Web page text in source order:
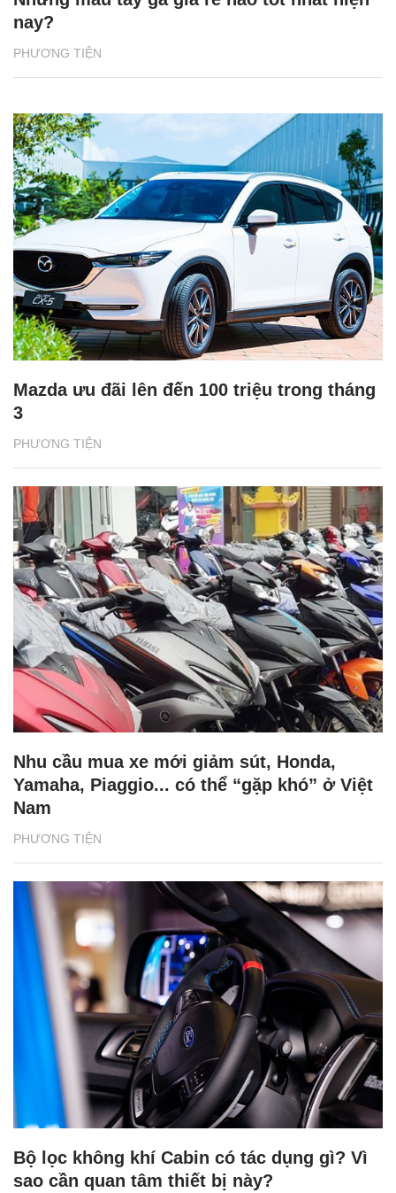
PHƯƠNG TIỆN
nay?
PHƯƠNG TIỆN
Mazda ưu đãi lên đến 100 triệu trong tháng
3
PHƯƠNG TIỆN
Nhu cầu mua xe mới giảm sút, Honda,
Yamaha, Piaggio... có thể “gặp khó” ở Việt
Nam
Bộ lọc không khí Cabin có tác dụng gì? Vì
sao cần quan tâm thiết bị này?